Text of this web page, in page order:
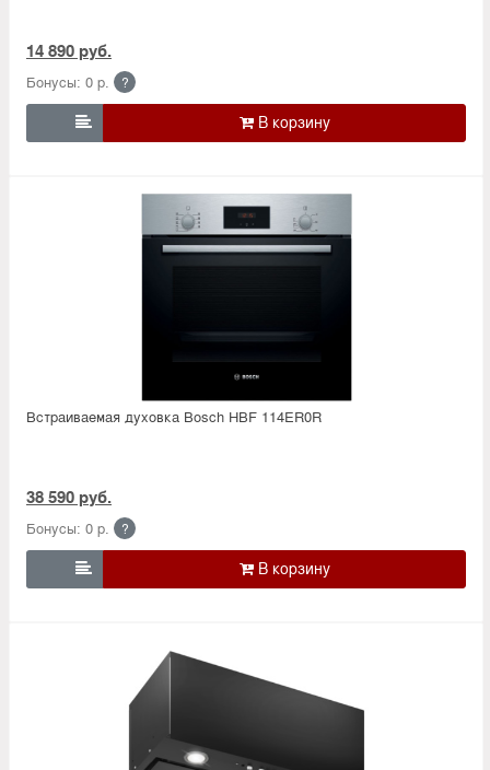
14 890 руб.
Бонусы: 0 р. ?

Встраиваемая духовка Bosch HBF 114ER0R
38 590 руб.
Бонусы: 0 р. ?
